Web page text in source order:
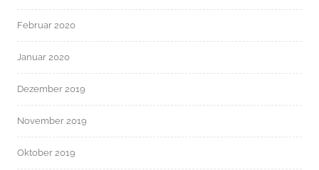
Februar 2020
Januar 2020
Dezember 2019
November 2019
Oktober 2019